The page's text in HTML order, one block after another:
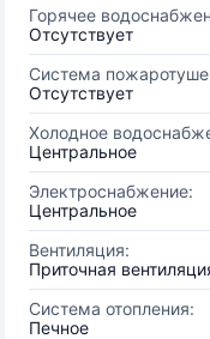
Горячее
Отсутствует
Система
Отсутствует
Холодное
Центральное
Электроснабжение:
Центральное
Вентиляция:
Приточная
Система отопления:
Печное